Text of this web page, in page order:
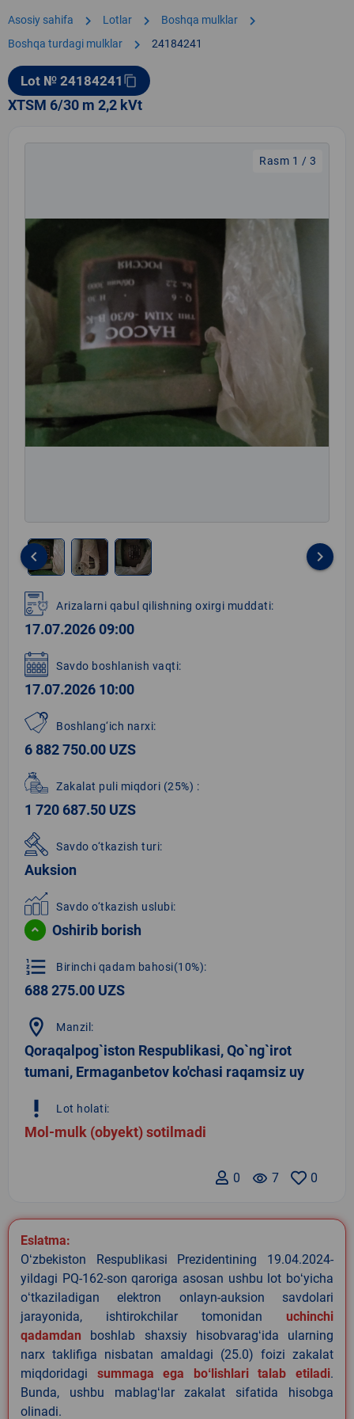
Asosiy sahifa chevron_right Lotlar chevron_right Boshqa mulklar chevron_right
Boshqa turdagi mulklar chevron_right 24184241
Lot № 24184241 content_copy
XTSM 6/30 m 2,2 kVt
Rasm 1 / 3
1
of
3
keyboard_arrow_left keyboard_arrow_right
Arizalarni qabul qilishning oxirgi muddati:
17.07.2026 09:00
Savdo boshlanish vaqti:
17.07.2026 10:00
Boshlang‘ich narxi:
6 882 750.00 UZS
Zakalat puli miqdori (25%) :
1 720 687.50 UZS
Savdo o‘tkazish turi:
Auksion
Savdo o‘tkazish uslubi:
Oshirib borish
format_list_numbered Birinchi qadam bahosi(10%):
688 275.00 UZS
location_on Manzil:
Qoraqalpog`iston Respublikasi, Qo`ng`irot
tumani, Ermaganbetov ko'chasi raqamsiz uy
priority_high Lot holati:
Mol-mulk (obyekt) sotilmadi
0
remove_red_eye 7
0
Eslatma:
Oʻzbekiston Respublikasi Prezidentining 19.04.2024-
yildagi PQ-162-son qaroriga asosan ushbu lot boʻyicha
oʻtkaziladigan elektron onlayn-auksion savdolari
jarayonida, ishtirokchilar tomonidan uchinchi
qadamdan boshlab shaxsiy hisobvaragʻida ularning
narx taklifiga nisbatan amaldagi (25.0) foizi zakalat
miqdoridagi summaga ega boʻlishlari talab etiladi.
Bunda, ushbu mablagʻlar zakalat sifatida hisobga
olinadi.